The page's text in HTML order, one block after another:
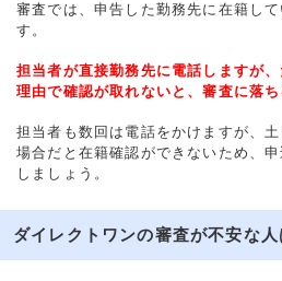
審査では、申告した勤務先に在籍し
す。
担当者が直接勤務先に電話しますが
理由で確認が取れないと、審査に落ち
担当者も数回は電話をかけますが、
場合だと在籍確認ができないため、
しましょう。
ダイレクトワンの審査が不安な人